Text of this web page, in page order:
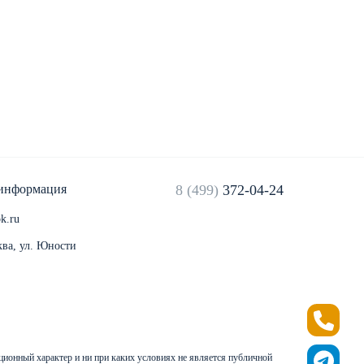
ул. Юности
8 (499) 372-04-24
характер и ни при каких условиях не является публичной